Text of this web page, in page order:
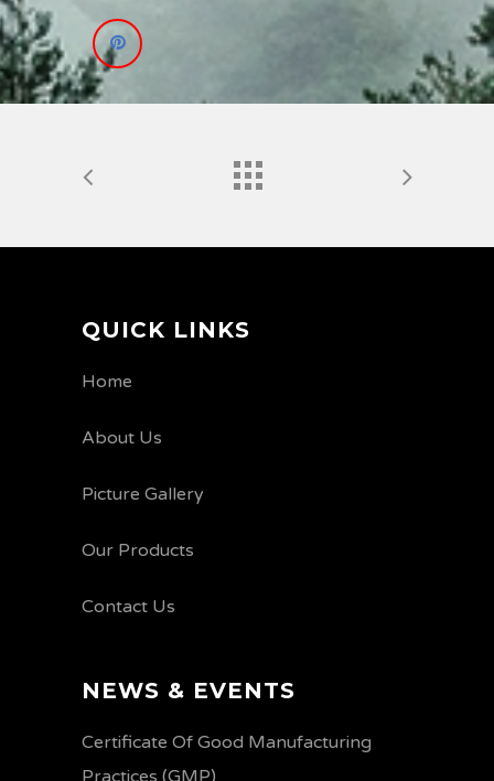
QUICK LINKS
Home
About Us
Picture Gallery
Our Products
Contact Us
NEWS & EVENTS
Certificate Of Good Manufacturing